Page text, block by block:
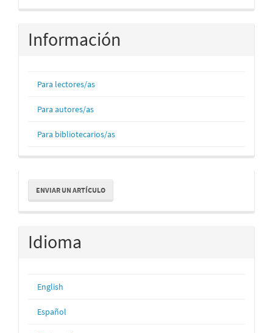
Información
Para lectores/as
Para autores/as
Para bibliotecarios/as
Enviar
un
artículo
ENVIAR UN ARTÍCULO
Idioma
English
Español